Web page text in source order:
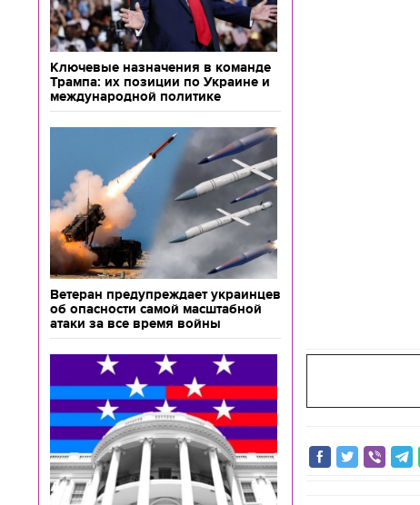
Ключевые назначения в команде
Трампа: их позиции по Украине и
международной политике
Ветеран предупреждает украинцев
об опасности самой масштабной
атаки за все время войны